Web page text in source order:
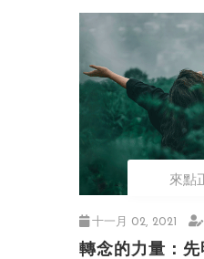
來點
十一月 02, 2021
轉念的力量：